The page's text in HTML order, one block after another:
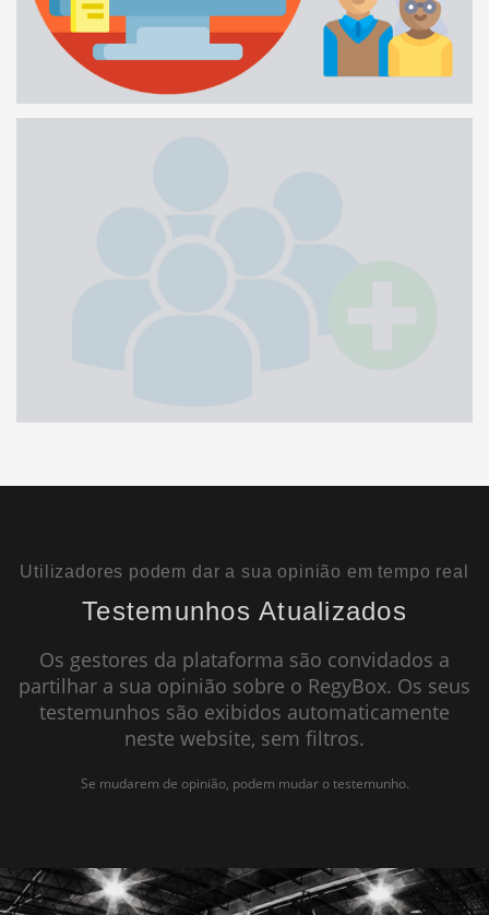
Utilizadores podem dar a sua opinião em tempo real
Testemunhos Atualizados
Os gestores da plataforma são convidados a
partilhar a sua opinião sobre o RegyBox. Os seus
testemunhos são exibidos automaticamente
neste website, sem filtros.
Se mudarem de opinião, podem mudar o testemunho.